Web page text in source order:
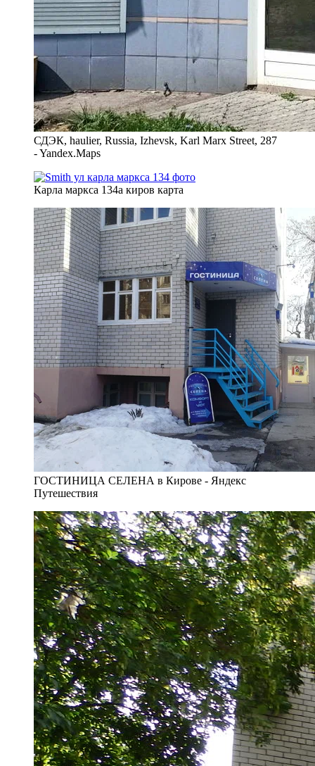
СДЭК, haulier, Russia, Izhevsk, Karl Marx Street, 287
- Yandex.Maps
Карла маркса 134а киров карта
ГОСТИНИЦА СЕЛЕНА в Кирове - Яндекс
Путешествия